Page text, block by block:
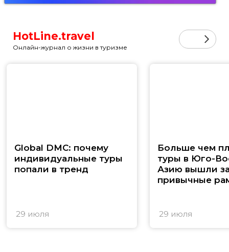
HotLine.travel
Онлайн-журнал о жизни в туризме
Global DMC: почему
индивидуальные туры
попали в тренд
29 июля
Больше чем
туры в Юго-
Азию вышли
привычные
29 июля